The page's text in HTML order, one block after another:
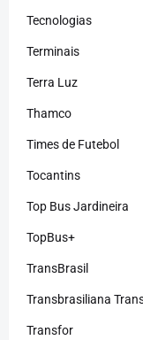
Tecnologias
Terminais
Terra Luz
Thamco
Times de Futebol
Tocantins
Top Bus Jardineira
TopBus+
TransBrasil
Transbrasiliana
Transfor